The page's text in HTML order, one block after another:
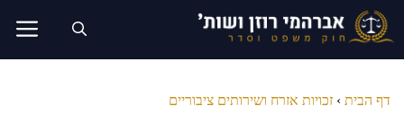
לדלג
לתוכן
דף הבית › זכויות אזרח ושירותים ציבוריים